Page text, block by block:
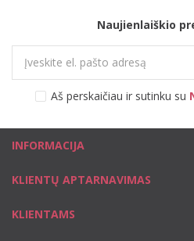
Naujienlaiškio
Aš perskaičiau ir sutinku su
INFORMACIJA
KLIENTŲ APTARNAVIMAS
KLIENTAMS